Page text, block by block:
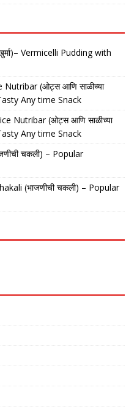
Vermicelli Pudding with
(ओट्स आणि साळीच्या
Tasty Any time Snack
Nutribar (ओट्स आणि साळीच्या
Tasty Any time Snack
चकली) – Popular
(भाजणीची चकली) – Popular